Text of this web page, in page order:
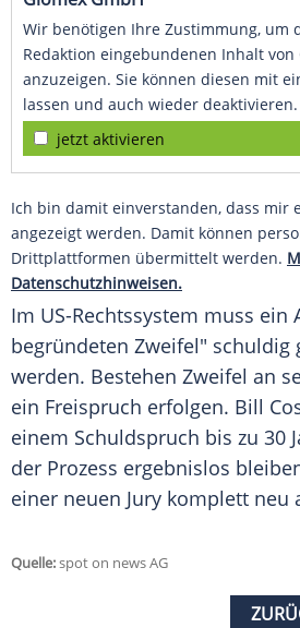
Wir benötigen Ihre Zustimmung, um
Redaktion eingebundenen Inhalt von
anzuzeigen. Sie können diesen mit
lassen und auch wieder deaktivieren.
jetzt aktivieren
Ich bin damit einverstanden, dass mir
angezeigt werden. Damit können
Drittplattformen übermittelt werden.
Datenschutzhinweisen.
Im US-Rechtssystem muss ein
begründeten Zweifel" schuldig
werden. Bestehen Zweifel an
ein Freispruch erfolgen. Bill
einem Schuldspruch bis zu 30
der Prozess ergebnislos
einer neuen Jury komplett neu
Quelle:spot on news AG